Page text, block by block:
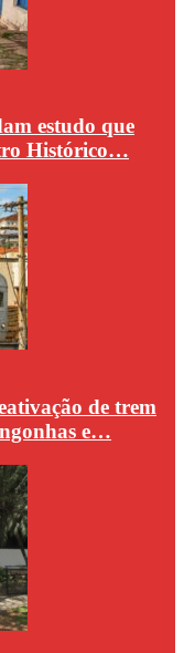
estudo que
Histórico…
de trem
e…